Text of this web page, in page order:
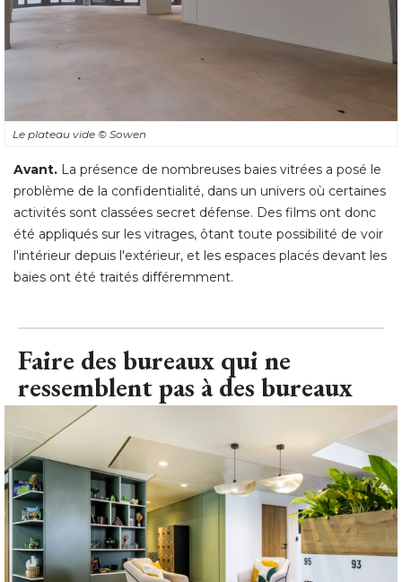
Le plateau vide © Sowen
Avant. La présence de nombreuses baies vitrées a posé le
problème de la confidentialité, dans un univers où certaines
activités sont classées secret défense. Des films ont donc
été appliqués sur les vitrages, ôtant toute possibilité de voir
l'intérieur depuis l'extérieur, et les espaces placés devant les
baies ont été traités différemment.
Faire des bureaux qui ne
ressemblent pas à des bureaux